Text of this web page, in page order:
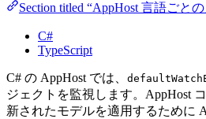
Section titled “AppHost 言語ごと
C#
TypeScript
C# の AppHost では、
ジェクトを監視します。AppHost
新されたモデルを適用するために